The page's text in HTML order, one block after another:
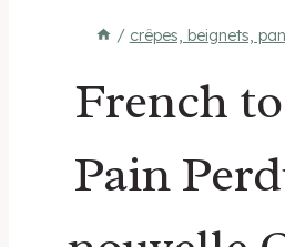
/ crêpes, beignets,
French
Pain